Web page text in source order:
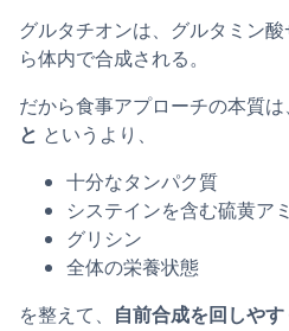
グルタチオンは、グルタミン
ら体内で合成される。
だから食事アプローチの本質は、
と というより、
十分なタンパク質
システインを含む硫黄ア
グリシン
全体の栄養状態
を整えて、 自前合成を回しや